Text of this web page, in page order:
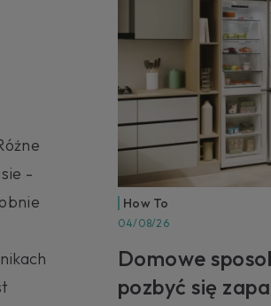
-
How To
04/08/26
Domowe
pozbyć się